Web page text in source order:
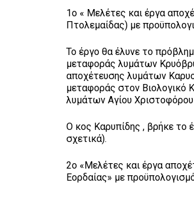
1ο « Μελέτες και έργα
Πτολεμαίδας) με
Το έργο θα έλυνε το
μεταφοράς λυμάτων
αποχέτευσης λυμάτων
μεταφοράς στον Βιολογικό
λυμάτων Αγίου
Ο κος Καρυπίδης , βρήκε το
σχετικά).
2ο «Μελέτες και έργα
Εορδαίας» με